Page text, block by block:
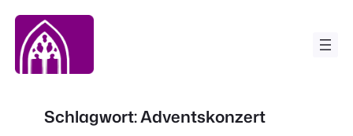
Zum
Inhalt
springen
Schlagwort:Adventskonzert